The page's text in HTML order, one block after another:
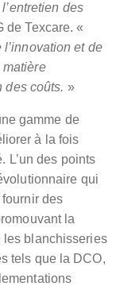
des
de Texcare. «
et de
des coûts. »
gamme de
à la fois
L’un des points
qui
des
la
les blanchisseries
tels que la DCO,